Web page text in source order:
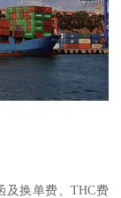
及换单费、THC费